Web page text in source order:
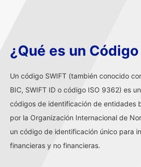
¿Qué es un Código
Un código SWIFT (también conocido
BIC, SWIFT ID o código ISO 9362) es
códigos de identificación de entidades
por la Organización Internacional de
un código de identificación único para
financieras y no financieras.